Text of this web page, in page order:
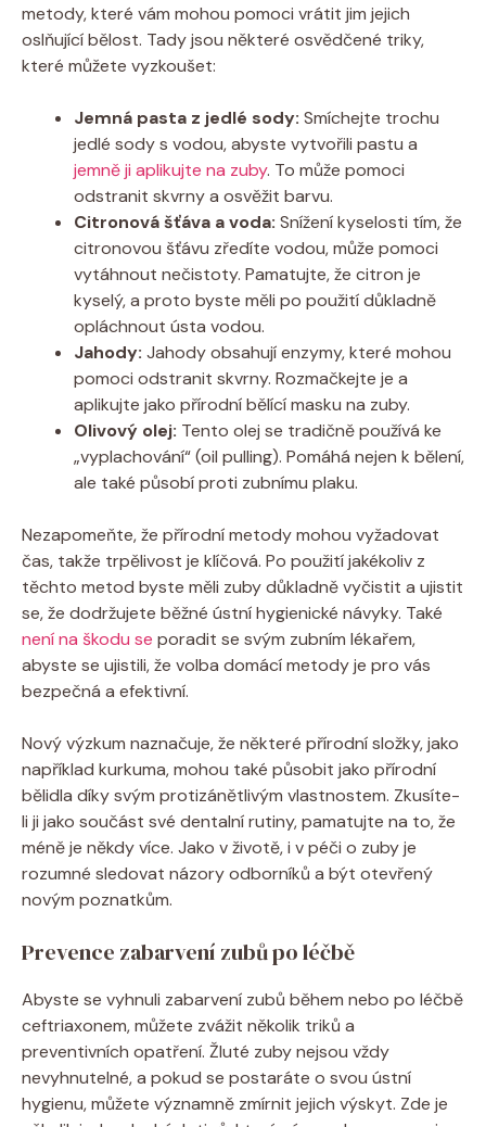
metody, které vám mohou pomoci vrátit jim jejich
oslňující bělost. Tady jsou některé osvědčené triky,
které můžete vyzkoušet:
Jemná pasta z jedlé sody: Smíchejte trochu
jedlé sody s vodou, abyste vytvořili pastu a
jemně ji aplikujte na zuby. To může pomoci
odstranit skvrny a osvěžit barvu.
Citronová šťáva a voda: Snížení kyselosti tím, že
citronovou šťávu zředíte vodou, může pomoci
vytáhnout nečistoty. Pamatujte, že citron je
kyselý, a proto byste měli po použití důkladně
opláchnout ústa vodou.
Jahody: Jahody obsahují enzymy, které mohou
pomoci odstranit skvrny. Rozmačkejte je a
aplikujte jako přírodní bělící masku na zuby.
Olivový olej: Tento olej se tradičně používá ke
„vyplachování“ (oil pulling). Pomáhá nejen k bělení,
ale také působí proti zubnímu plaku.
Nezapomeňte, že přírodní metody mohou vyžadovat
čas, takže trpělivost je klíčová. Po použití jakékoliv z
těchto metod byste měli zuby důkladně vyčistit a ujistit
se, že dodržujete běžné ústní hygienické návyky. Také
není na škodu se poradit se svým zubním lékařem,
abyste se ujistili, že volba domácí metody je pro vás
bezpečná a efektivní.
Nový výzkum naznačuje, že některé přírodní složky, jako
například kurkuma, mohou také působit jako přírodní
bělidla díky svým protizánětlivým vlastnostem. Zkusíte-
li ji jako součást své dentalní rutiny, pamatujte na to, že
méně je někdy více. Jako v životě, i v péči o zuby je
rozumné sledovat názory odborníků a být otevřený
novým poznatkům.
Prevence zabarvení zubů po léčbě
Abyste se vyhnuli zabarvení zubů během nebo po léčbě
ceftriaxonem, můžete zvážit několik triků a
preventivních opatření. Žluté zuby nejsou vždy
nevyhnutelné, a pokud se postaráte o svou ústní
hygienu, můžete významně zmírnit jejich výskyt. Zde je